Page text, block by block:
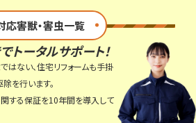
応害獣・害虫一覧
トータルサポート！
はない、住宅リフォームも手掛
を行います。
する保証を10年間を導入して